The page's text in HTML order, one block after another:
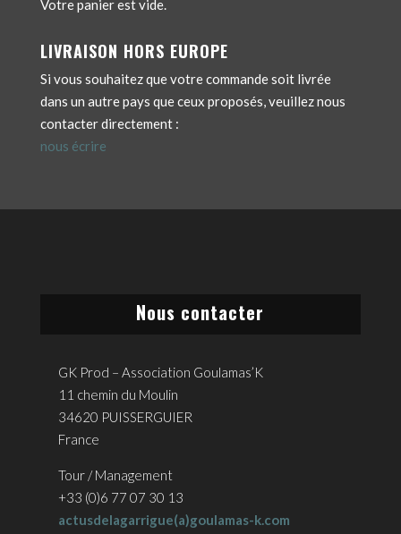
Votre panier est vide.
LIVRAISON HORS EUROPE
Si vous souhaitez que votre commande soit livrée
dans un autre pays que ceux proposés, veuillez nous
contacter directement :
nous écrire
Nous contacter
GK Prod – Association Goulamas’K
11 chemin du Moulin
34620 PUISSERGUIER
France
Tour / Management
+33 (0)6 77 07 30 13
actusdelagarrigue(a)goulamas-k.com